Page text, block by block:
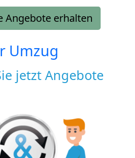
Angebote erhalten
Umzug
jetzt Angebote